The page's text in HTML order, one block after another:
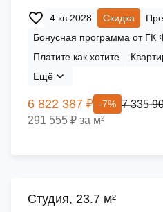
4 кв 2028 Скидка
Бонусная программа от ГК
Платите как хотите
Ещё
6 822 387 ₽ -7% 7 335
291 555 ₽ за м²
Cтудия, 23.7 м²